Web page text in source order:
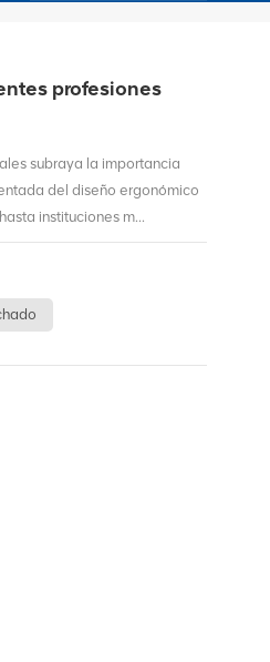
profesiones
subraya la importancia
del diseño ergonómico
instituciones m...